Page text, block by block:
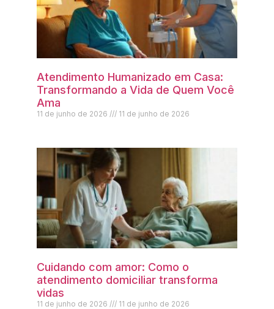
Atendimento Humanizado em Casa:
Transformando a Vida de Quem Você
Ama
11 de junho de 2026 11 de junho de 2026
Cuidando com amor: Como o
atendimento domiciliar transforma
vidas
11 de junho de 2026 11 de junho de 2026